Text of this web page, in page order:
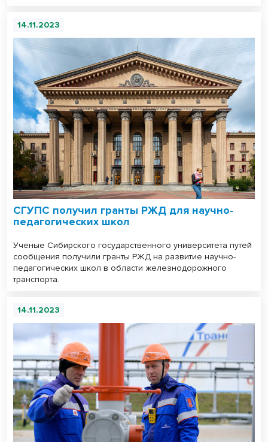
14.11.2023
СГУПС получил гранты РЖД для научно-
педагогических школ
Ученые Сибирского государственного университета путей
сообщения получили гранты РЖД на развитие научно-
педагогических школ в области железнодорожного
транспорта.
14.11.2023